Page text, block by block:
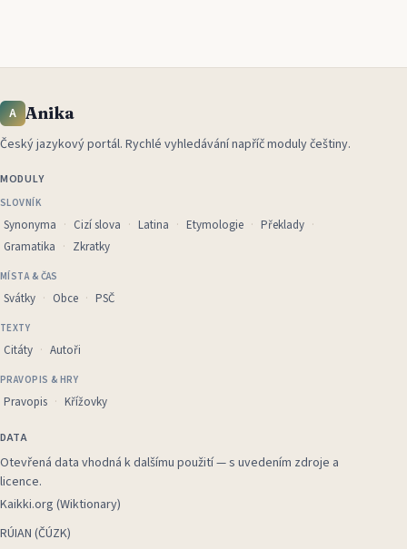
A Anika
Český jazykový portál. Rychlé vyhledávání napříč moduly češtiny.
MODULY
SLOVNÍK
Synonyma Cizí slova Latina Etymologie
Překlady
Gramatika
Zkratky
MÍSTA & ČAS
Svátky Obce PSČ
TEXTY
Citáty Autoři
PRAVOPIS & HRY
Pravopis Křížovky
DATA
Otevřená data vhodná k dalšímu použití — s uvedením zdroje a
licence.
Kaikki.org (Wiktionary)
RÚIAN (ČÚZK)